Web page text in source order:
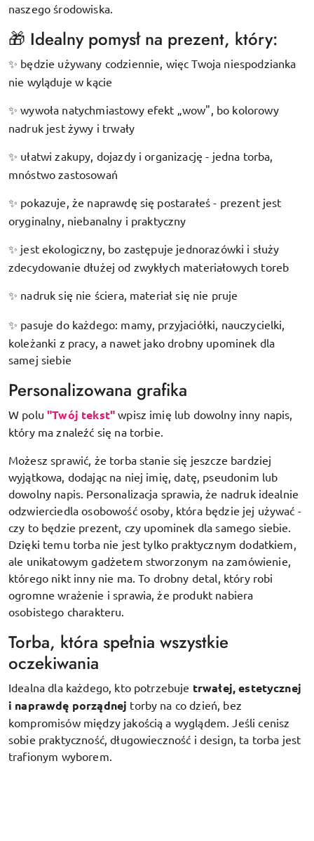
naszego środowiska.
🎁 Idealny pomysł na prezent, który:
✨ będzie używany codziennie, więc Twoja niespodzianka
nie wyląduje w kącie
✨ wywoła natychmiastowy efekt „wow", bo kolorowy
nadruk jest żywy i trwały
✨ ułatwi zakupy, dojazdy i organizację - jedna torba,
mnóstwo zastosowań
✨ pokazuje, że naprawdę się postarałeś - prezent jest
oryginalny, niebanalny i praktyczny
✨ jest ekologiczny, bo zastępuje jednorazówki i służy
zdecydowanie dłużej od zwykłych materiałowych toreb
✨ nadruk się nie ściera, materiał się nie pruje
✨ pasuje do każdego: mamy, przyjaciółki, nauczycielki,
koleżanki z pracy, a nawet jako drobny upominek dla
samej siebie
Personalizowana grafika
W polu"Twój tekst" wpisz imię lub dowolny inny napis,
który ma znaleźć się na torbie.
Możesz sprawić, że torba stanie się jeszcze bardziej
wyjątkowa, dodając na niej imię, datę, pseudonim lub
dowolny napis. Personalizacja sprawia, że nadruk idealnie
odzwierciedla osobowość osoby, która będzie jej używać -
czy to będzie prezent, czy upominek dla samego siebie.
Dzięki temu torba nie jest tylko praktycznym dodatkiem,
ale unikatowym gadżetem stworzonym na zamówienie,
którego nikt inny nie ma. To drobny detal, który robi
ogromne wrażenie i sprawia, że produkt nabiera
osobistego charakteru.
Torba, która spełnia wszystkie
oczekiwania
Idealna dla każdego, kto potrzebuje trwałej, estetycznej
i naprawdę porządnej torby na co dzień, bez
kompromisów między jakością a wyglądem. Jeśli cenisz
sobie praktyczność, długowieczność i design, ta torba jest
trafionym wyborem.